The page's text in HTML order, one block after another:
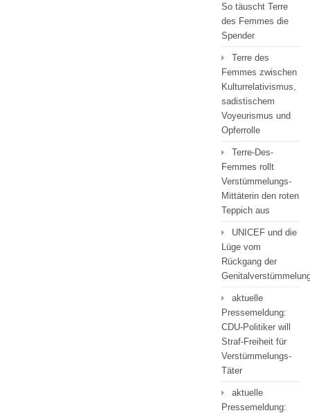
So täuscht Terre
des Femmes die
Spender
Terre des
Femmes zwischen
Kulturrelativismus,
sadistischem
Voyeurismus und
Opferrolle
Terre-Des-
Femmes rollt
Verstümmelungs-
Mittäterin den roten
Teppich aus
UNICEF und die
Lüge vom
Rückgang der
aktuelle
Pressemeldung:
CDU-Politiker will
Straf-Freiheit für
Verstümmelungs-
Täter
aktuelle
Pressemeldung: